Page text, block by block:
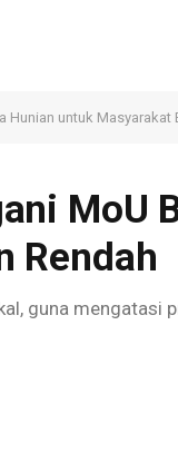
Hunian untuk Masyarakat
MoU
Rendah
guna mengatasi